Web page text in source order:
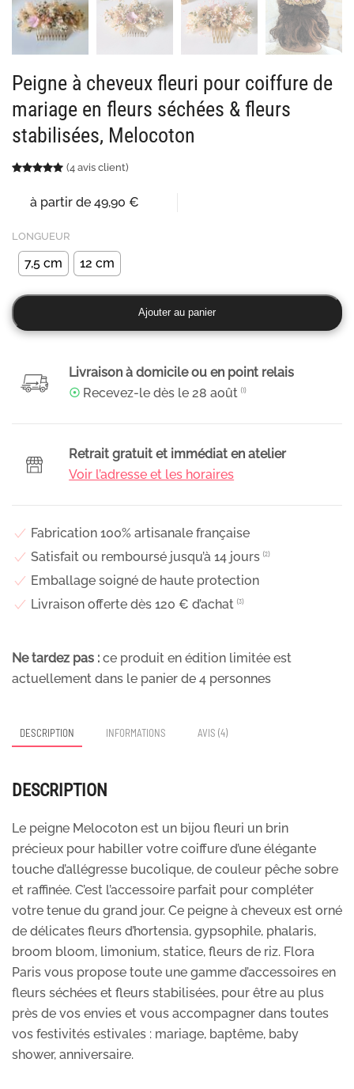
Peigne à cheveux fleuri pour coiffure de
mariage en fleurs séchées & fleurs
stabilisées, Melocoton
Noté5.00sur 5 basé sur
4(4 avis client)
à partir de 49,90 €
LONGUEUR
7,5 cm 12 cm
quantité
de
cheveux
fleurs
séchées
stabilisées,
Ajouter au panier
Livraison à domicile ou en point relais
☉ Recevez-le dès le 28 août ⁽¹⁾
Retrait gratuit et immédiat en atelier
Voir l’adresse et les horaires
Fabrication 100% artisanale française
Satisfait ou remboursé jusqu’à 14 jours ⁽²⁾
Emballage soigné de haute protection
Livraison offerte dès 120 € d’achat ⁽³⁾
Ne tardez pas : ce produit en édition limitée est
actuellement dans le panier de 4 personnes
DESCRIPTION INFORMATIONS AVIS (4)
DESCRIPTION
Le peigne Melocoton est un bijou fleuri un brin
précieux pour habiller votre coiffure d’une élégante
touche d’allégresse bucolique, de couleur pêche sobre
et raffinée. C’est l’accessoire parfait pour compléter
votre tenue du grand jour. Ce peigne à cheveux est orné
de délicates fleurs d’hortensia, gypsophile, phalaris,
broom bloom, limonium, statice, fleurs de riz. Flora
Paris vous propose toute une gamme d’accessoires en
fleurs séchées et fleurs stabilisées, pour être au plus
près de vos envies et vous accompagner dans toutes
vos festivités estivales : mariage, baptême, baby
shower, anniversaire.